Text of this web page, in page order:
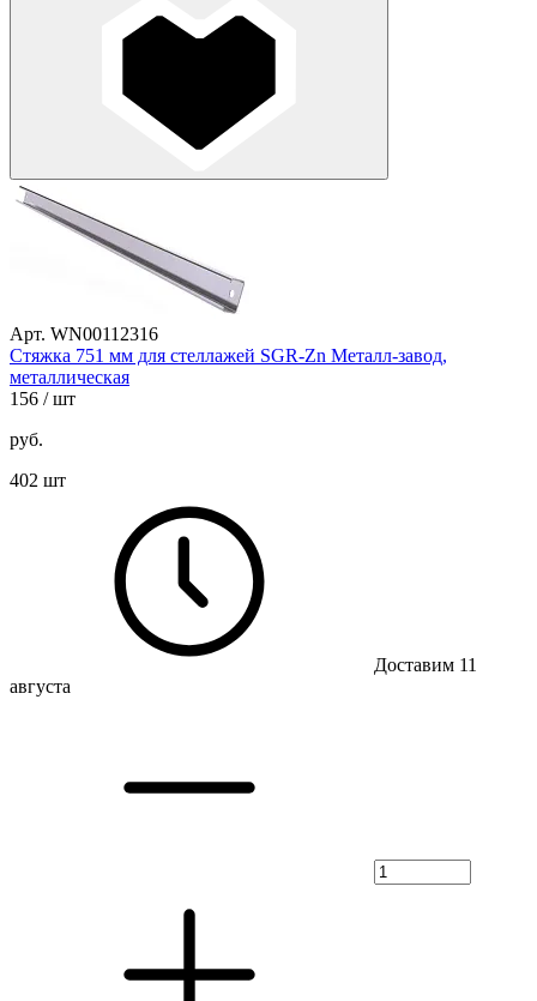
Арт. WN00112316
Стяжка 751 мм для стеллажей SGR-Zn Металл-завод,
металлическая
156 / шт
руб.
402 шт
Доставим 11
августа